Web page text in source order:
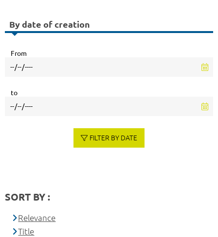
By date of creation
From
to
FILTER BY DATE
SORT BY :
Relevance
Title